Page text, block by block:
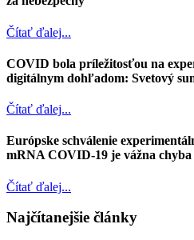
Čítať ďalej...
COVID bola príležitosťou na
digitálnym dohľadom: Svetový
Čítať ďalej...
Európske schválenie
mRNA COVID-19 je vážna chyba
Čítať ďalej...
Najčítanejšie články